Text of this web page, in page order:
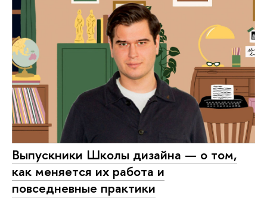
Выпускники Школы дизайна — о том,
как меняется их работа и
повседневные практики